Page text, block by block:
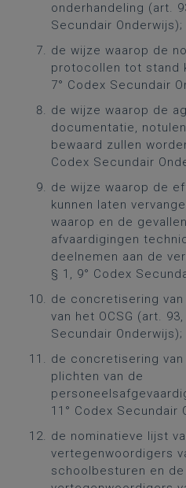
onderhandeling (art.
Secundair Onderwijs);
de wijze waarop de
protocollen tot stand
7° Codex Secundair
de wijze waarop de
documentatie,
bewaard zullen
Codex Secundair
de wijze waarop de
kunnen laten
waarop en de
afvaardigingen
deelnemen aan de
§ 1, 9° Codex
de concretisering
van het OCSG (art.
Secundair Onderwijs);
de concretisering
plichten van de
11° Codex Secundair
de nominatieve lijst
vertegenwoordigers
schoolbesturen en